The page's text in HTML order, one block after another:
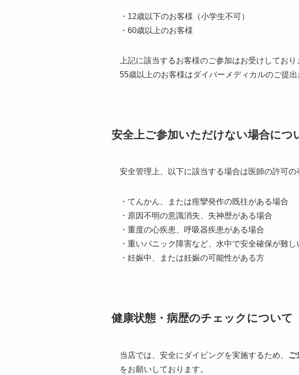
・12歳以下のお客様（小学生不可）
・60歳以上のお客様
上記に該当するお客様のご参加はお受けしており
55歳以上のお客様はダイバーメディカルのご提出
安全上ご参加いただけない場合につ
安全管理上、以下に該当する場合は医師の許可
・てんかん、または痙攣発作の既往がある場合
・原因不明の意識消失、失神歴がある場合
・重度の心疾患、呼吸器疾患がある場合
・重いパニック障害など、水中で安全確保が難
・妊娠中、または妊娠の可能性がある方
健康状態・病歴のチェックについて
当店では、安全にダイビングを実施するため、
ご
をお願いしております。